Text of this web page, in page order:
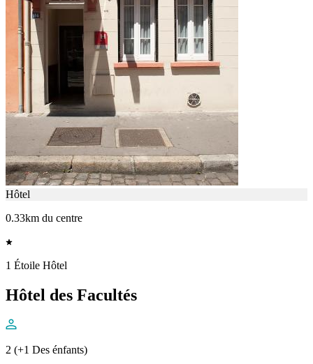
Hôtel
0.33km du centre
1 Étoile Hôtel
Hôtel des Facultés
2 (+1 Des énfants)